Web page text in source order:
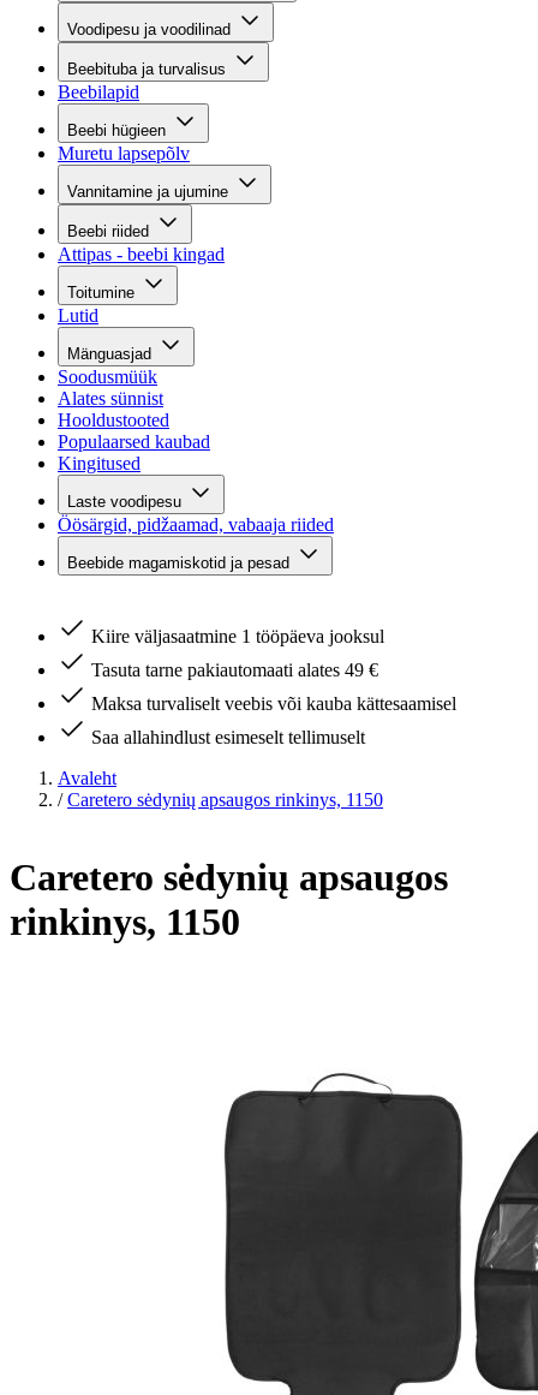
Voodipesu ja voodilinad
Beebituba ja turvalisus
Beebilapid
Beebi hügieen
Muretu lapsepõlv
Vannitamine ja ujumine
Beebi riided
Attipas - beebi kingad
Toitumine
Lutid
Mänguasjad
Soodusmüük
Alates sünnist
Hooldustooted
Populaarsed kaubad
Kingitused
Laste voodipesu
Öösärgid, pidžaamad, vabaaja riided
Beebide magamiskotid ja pesad
Kiire väljasaatmine 1 tööpäeva jooksul
Tasuta tarne pakiautomaati alates 49 €
Maksa turvaliselt veebis või kauba kättesaamisel
Saa allahindlust esimeselt tellimuselt
Avaleht
/ Caretero sėdynių apsaugos rinkinys, 1150
Caretero sėdynių apsaugos
rinkinys, 1150